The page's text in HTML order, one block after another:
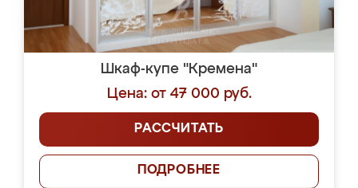
Шкаф-купе "Кремена"
Цена: от 47 000 руб.
РАССЧИТАТЬ
ПОДРОБНЕЕ